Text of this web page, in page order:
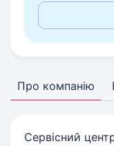
Про компанію
Сервісний